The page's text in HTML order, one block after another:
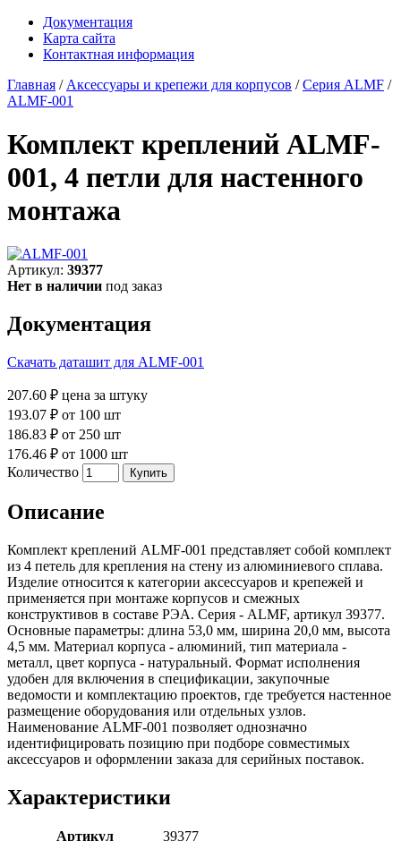
Документация
Карта сайта
Контактная информация
Главная / Аксессуары и крепежи для корпусов /Серия ALMF /
ALMF-001
Комплект креплений ALMF-
001, 4 петли для настенного
монтажа
Артикул: 39377
Нет в наличии под заказ
Документация
Скачать даташит для ALMF-001
207.60 ₽ цена за штуку
193.07 ₽ от 100 шт
186.83 ₽ от 250 шт
176.46 ₽ от 1000 шт
Количество
Описание
Комплект креплений ALMF-001 представляет собой комплект
из 4 петель для крепления на стену из алюминиевого сплава.
Изделие относится к категории аксессуаров и крепежей и
применяется при монтаже корпусов и смежных
конструктивов в составе РЭА. Серия - ALMF, артикул 39377.
Основные параметры: длина 53,0 мм, ширина 20,0 мм, высота
4,5 мм. Материал корпуса - алюминий, тип материала -
металл, цвет корпуса - натуральный. Формат исполнения
удобен для включения в спецификации, закупочные
ведомости и комплектацию проектов, где требуется настенное
размещение оборудования или отдельных узлов.
Наименование ALMF-001 позволяет однозначно
идентифицировать позицию при подборе совместимых
аксессуаров и оформлении заказа для серийных поставок.
Характеристики
Артикул 39377